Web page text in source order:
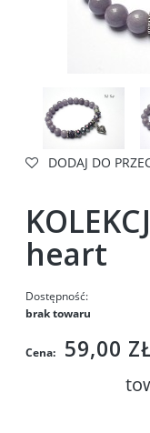
DODAJ DO
heart
Dostępność:
brak towaru
Cena: 59,00